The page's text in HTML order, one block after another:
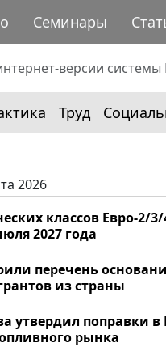
Семинары
Труд
2026
классов Евро-2/
2027 года
перечень
из страны
утвердил поправки
рынка